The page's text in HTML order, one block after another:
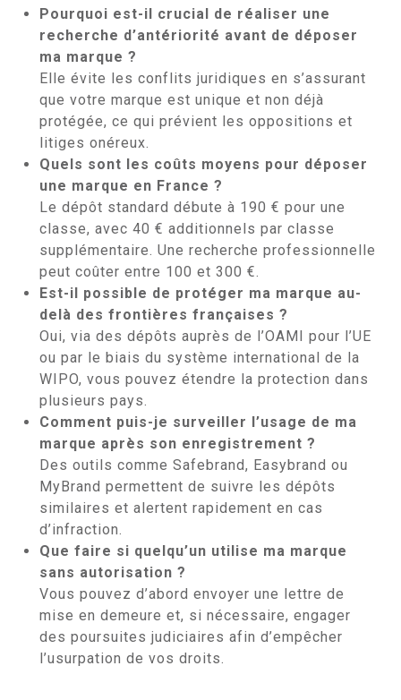
Pourquoi est-il crucial de réaliser une
recherche d’antériorité avant de déposer
ma marque ?
Elle évite les conflits juridiques en s’assurant
que votre marque est unique et non déjà
protégée, ce qui prévient les oppositions et
litiges onéreux.
Quels sont les coûts moyens pour déposer
une marque en France ?
Le dépôt standard débute à 190 € pour une
classe, avec 40 € additionnels par classe
supplémentaire. Une recherche professionnelle
peut coûter entre 100 et 300 €.
Est-il possible de protéger ma marque au-
delà des frontières françaises ?
Oui, via des dépôts auprès de l’OAMI pour l’UE
ou par le biais du système international de la
WIPO, vous pouvez étendre la protection dans
plusieurs pays.
Comment puis-je surveiller l’usage de ma
marque après son enregistrement ?
Des outils comme Safebrand, Easybrand ou
MyBrand permettent de suivre les dépôts
similaires et alertent rapidement en cas
d’infraction.
Que faire si quelqu’un utilise ma marque
sans autorisation ?
Vous pouvez d’abord envoyer une lettre de
mise en demeure et, si nécessaire, engager
des poursuites judiciaires afin d’empêcher
l’usurpation de vos droits.